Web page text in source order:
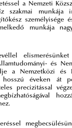
a Nemzeti
szakmai munkája
személyisége
munkája
és
a Nemzetközi és
hosszú éveken át
precizitással